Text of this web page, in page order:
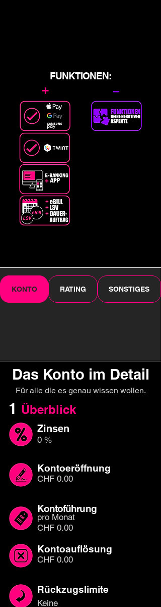
FUNKTIONEN:
+ –
KONTO RATING SONSTIGES
Das Konto im Detail
Für alle die es genau wissen wollen.
1 Überblick
Zinsen
0 %
Kontoeröffnung
CHF 0.00
Kontoführung
pro Monat
CHF 0.00
Kontoauflösung
CHF 0.00
Rückzugslimite
Keine